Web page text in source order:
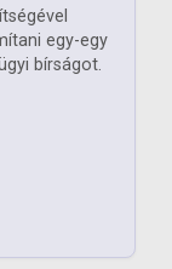
egy-egy
bírságot.